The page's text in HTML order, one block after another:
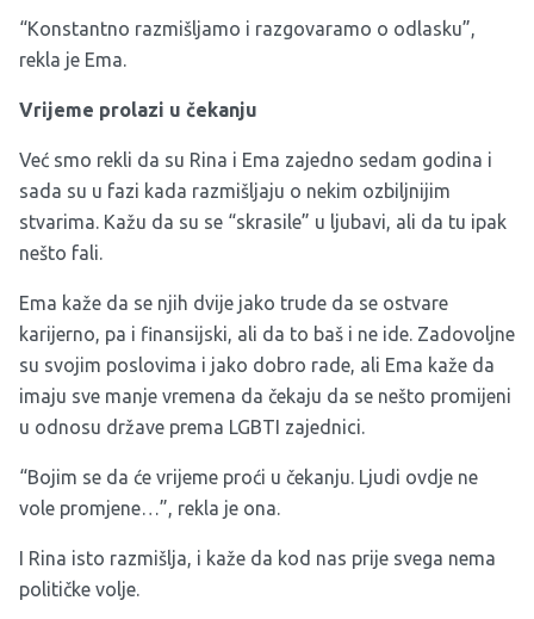
“Konstantno razmišljamo i razgovaramo o odlasku”,
rekla je Ema.
Vrijeme prolazi u čekanju
Već smo rekli da su Rina i Ema zajedno sedam godina i
sada su u fazi kada razmišljaju o nekim ozbiljnijim
stvarima. Kažu da su se “skrasile” u ljubavi, ali da tu ipak
nešto fali.
Ema kaže da se njih dvije jako trude da se ostvare
karijerno, pa i finansijski, ali da to baš i ne ide. Zadovoljne
su svojim poslovima i jako dobro rade, ali Ema kaže da
imaju sve manje vremena da čekaju da se nešto promijeni
u odnosu države prema LGBTI zajednici.
“Bojim se da će vrijeme proći u čekanju. Ljudi ovdje ne
vole promjene…”, rekla je ona.
I Rina isto razmišlja, i kaže da kod nas prije svega nema
političke volje.